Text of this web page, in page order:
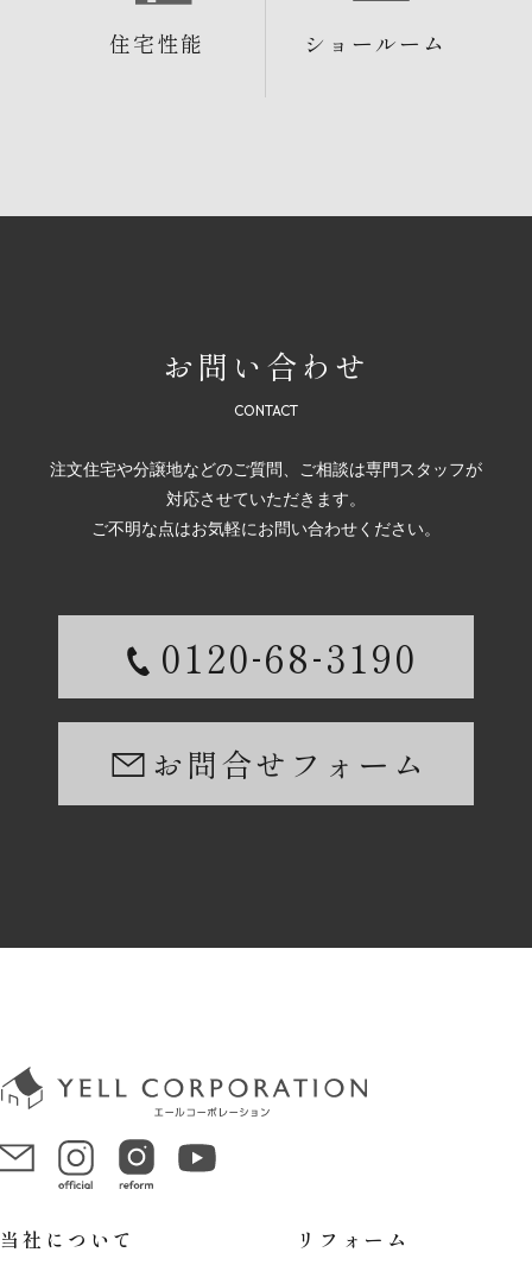
住宅性能 ショールーム
お問い合わせ
注文住宅や分譲地などのご質問、ご相談は専門スタッフが
対応させていただきます。
ご不明な点はお気軽にお問い合わせください。
0120-68-3190
お問合せフォーム
当社について リフォーム